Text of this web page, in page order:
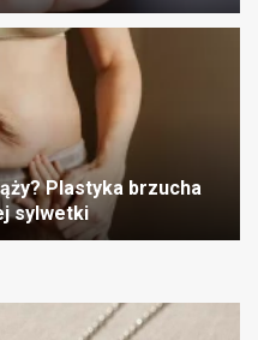
Plastyka brzucha
sylwetki